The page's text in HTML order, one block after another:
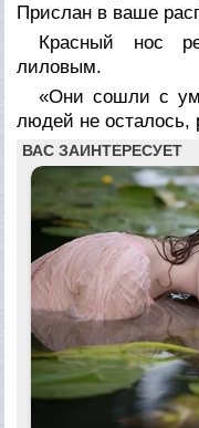
Прислан в ваше
Красный нос
лиловым.
«Они сошли с
людей не